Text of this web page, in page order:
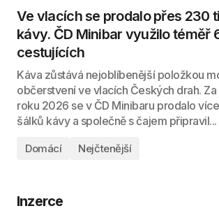
Ve vlacích se prodalo přes 230
kávy. ČD Minibar využilo téměř
cestujících
Káva zůstává nejoblíbenější položkou
občerstvení ve vlacích Českých drah.
roku 2026 se v ČD Minibaru prodalo
šálků kávy a společně s čajem připravil...
Domácí Nejčtenější
Inzerce